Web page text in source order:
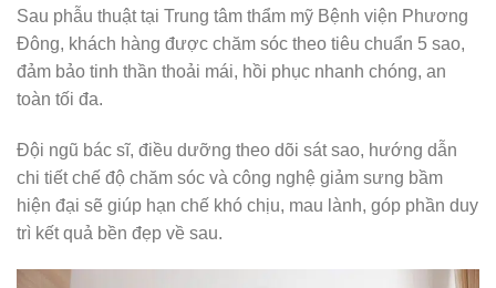
Sau phẫu thuật tại Trung tâm thẩm mỹ Bệnh viện Phương
Đông, khách hàng được chăm sóc theo tiêu chuẩn 5 sao,
đảm bảo tinh thần thoải mái, hồi phục nhanh chóng, an
toàn tối đa.
Đội ngũ bác sĩ, điều dưỡng theo dõi sát sao, hướng dẫn
chi tiết chế độ chăm sóc và công nghệ giảm sưng bầm
hiện đại sẽ giúp hạn chế khó chịu, mau lành, góp phần duy
trì kết quả bền đẹp về sau.